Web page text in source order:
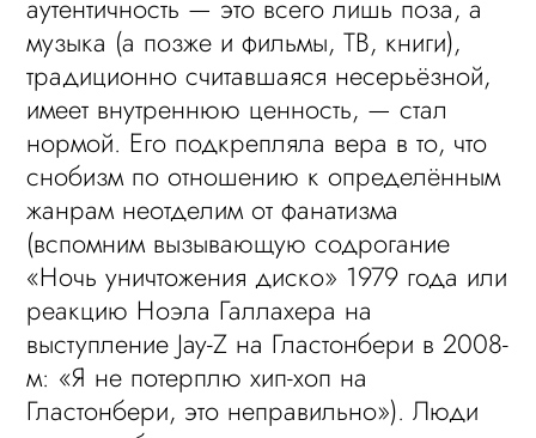
аутентичность — это всего лишь поза, а
музыка (а позже и фильмы, ТВ, книги),
традиционно считавшаяся несерьёзной,
имеет внутреннюю ценность, — стал
нормой. Его подкрепляла вера в то, что
снобизм по отношению к определённым
жанрам неотделим от фанатизма
(вспомним вызывающую содрогание
«Ночь уничтожения диско» 1979 года или
реакцию Ноэла Галлахера на
выступление Jay-Z на Гластонбери в 2008-
м: «Я не потерплю хип-хоп на
Гластонбери, это неправильно»). Люди